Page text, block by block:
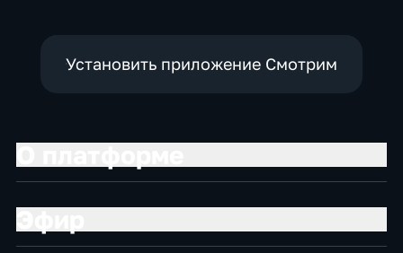
Установить приложение Смотрим